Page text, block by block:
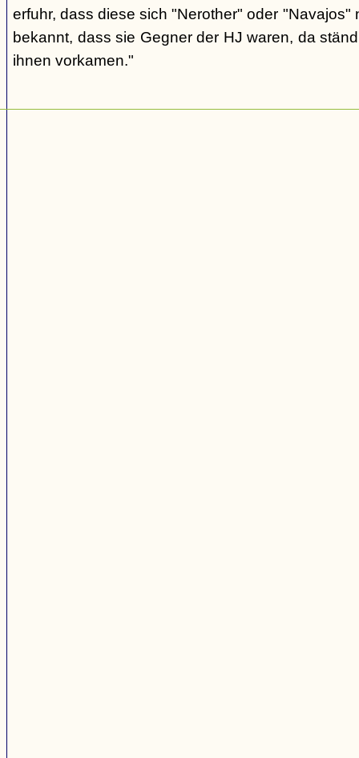
erfuhr, dass diese sich "Nerother" oder "Navajos"
bekannt, dass sie Gegner der HJ waren, da
ihnen vorkamen."